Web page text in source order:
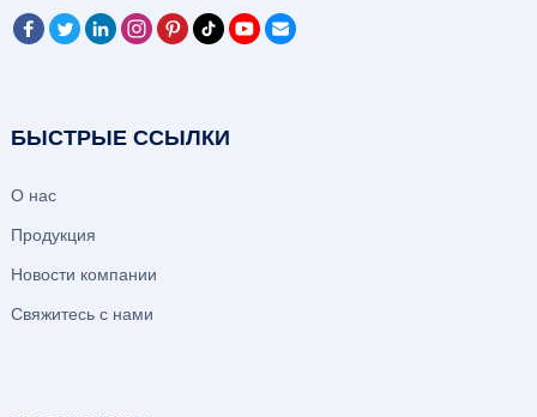
БЫСТРЫЕ ССЫЛКИ
О нас
Продукция
Новости компании
Свяжитесь с нами